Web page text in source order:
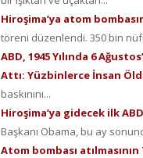
Hiroşima’ya atom
töreni düzenlendi. 350 bin
ABD, 1945 Yılında 6
Attı: Yüzbinlerce İnsan
baskınını...
Hiroşima’ya gidecek ilk
Başkanı Obama, bu ay
Atom bombası